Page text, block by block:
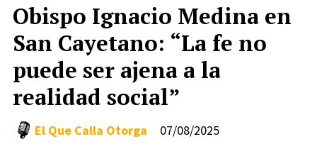
Obispo Ignacio Medina en
San Cayetano: “La fe no
puede ser ajena a la
realidad social”
07/08/2025
El Que Calla Otorga